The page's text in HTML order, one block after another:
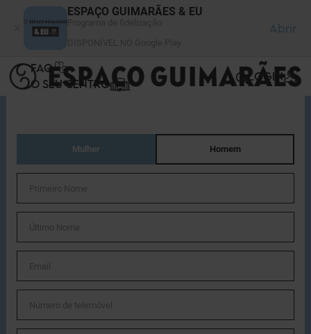
ESPAÇO GUIMARÃES & EU
Abrir
FAQ
O SEU CENTRO
LOGIN
Mulher Homem
Painel de Gerenciamento de Cookies